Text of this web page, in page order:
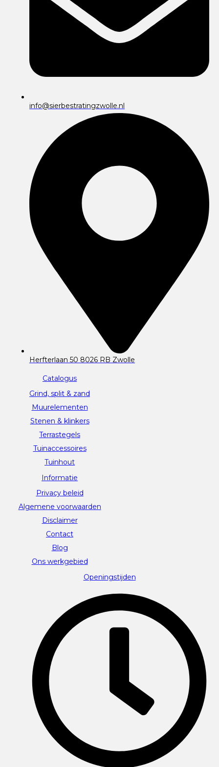
info@sierbestratingzwolle.nl
Herfterlaan 50 8026 RB Zwolle
Catalogus
Grind, split & zand
Muurelementen
Stenen & klinkers
Terrastegels
Tuinaccessoires
Tuinhout
Informatie
Privacy beleid
Algemene voorwaarden
Disclaimer
Contact
Blog
Ons werkgebied
Openingstijden